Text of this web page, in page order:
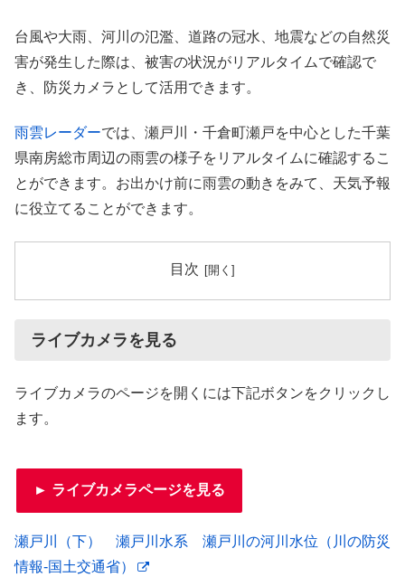
台風や大雨、河川の氾濫、道路の冠水、地震などの自然災
害が発生した際は、被害の状況がリアルタイムで確認で
き、防災カメラとして活用できます。
雨雲レーダーでは、瀬戸川・千倉町瀬戸を中心とした千葉
県南房総市周辺の雨雲の様子をリアルタイムに確認するこ
とができます。お出かけ前に雨雲の動きをみて、天気予報
に役立てることができます。
目次
ライブカメラを見る
ライブカメラのページを開くには下記ボタンをクリックし
ます。
► ライブカメラページを見る
瀬戸川（下） 瀬戸川水系 瀬戸川の河川水位（川の防災
情報-国土交通省）